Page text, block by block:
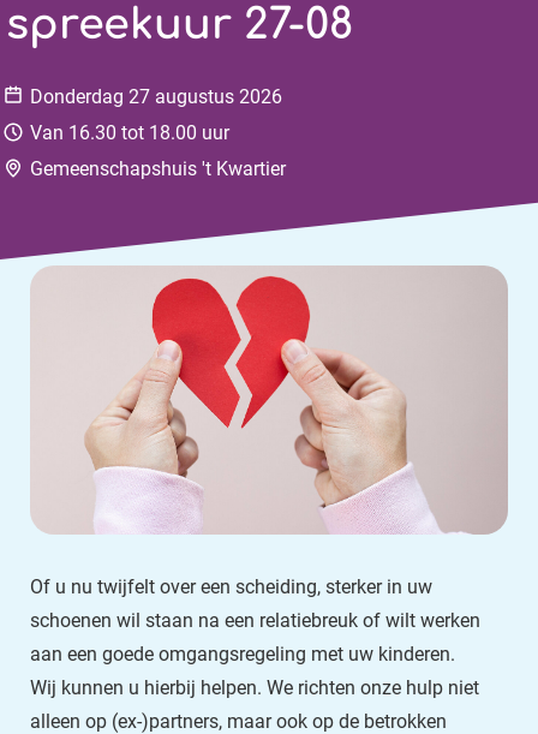
spreekuur 27-08
Datum:
Donderdag 27 augustus 2026
Tijd:
Van 16.30 tot 18.00 uur
Locatie:
Gemeenschapshuis 't Kwartier
Of u nu twijfelt over een scheiding, sterker in uw
schoenen wil staan na een relatiebreuk of wilt werken
aan een goede omgangsregeling met uw kinderen.
Wij kunnen u hierbij helpen. We richten onze hulp niet
alleen op (ex-)partners, maar ook op de betrokken